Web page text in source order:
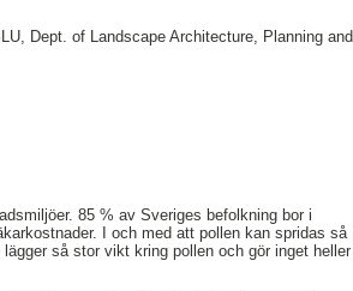
Dept. of Landscape Architecture, Planning and
85 % av Sveriges befolkning bor i
I och med att pollen kan spridas så
så stor vikt kring pollen och gör inget heller